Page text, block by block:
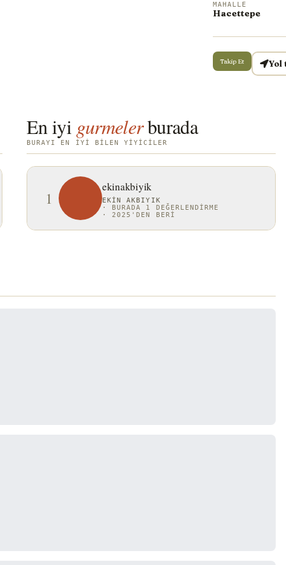
MAHALLE
Hacettepe
Takip Et Yol
En iyi gurmelerburada
BURAYI EN IYI BILEN YIYICILER
1
ekinakbiyik
EKIN AKBIYIK
· BURADA 1 DEĞERLENDIRME
· 2025'DEN BERI